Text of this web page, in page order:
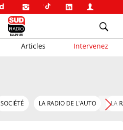
Articles Intervenez
SOCIÉTÉ LA RADIO DE L'AUTO LA